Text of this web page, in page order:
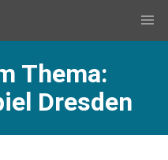
Thema:
Dresden